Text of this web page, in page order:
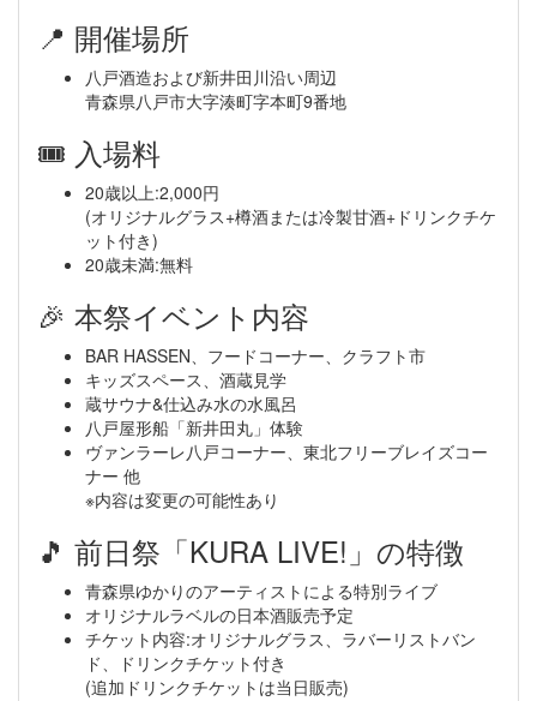
📍 開催場所
八戸酒造および新井田川沿い周辺
青森県八戸市大字湊町字本町9番地
🎟 入場料
20歳以上:2,000円
(オリジナルグラス+樽酒または冷製甘酒+ドリンクチケ
ット付き)
20歳未満:無料
🎉 本祭イベント内容
BAR HASSEN、フードコーナー、クラフト市
キッズスペース、酒蔵見学
蔵サウナ&仕込み水の水風呂
八戸屋形船「新井田丸」体験
ヴァンラーレ八戸コーナー、東北フリーブレイズコー
ナー 他
※内容は変更の可能性あり
🎵 前日祭「KURA LIVE!」の特徴
青森県ゆかりのアーティストによる特別ライブ
オリジナルラベルの日本酒販売予定
チケット内容:オリジナルグラス、ラバーリストバン
ド、ドリンクチケット付き
(追加ドリンクチケットは当日販売)